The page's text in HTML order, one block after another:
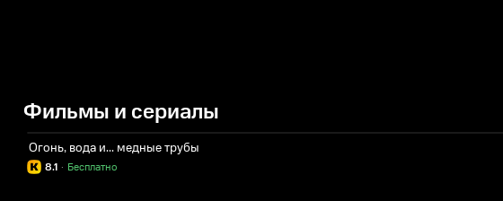
Фильмы и сериалы
Огонь, вода и... медные трубы
8.1 Бесплатно
·